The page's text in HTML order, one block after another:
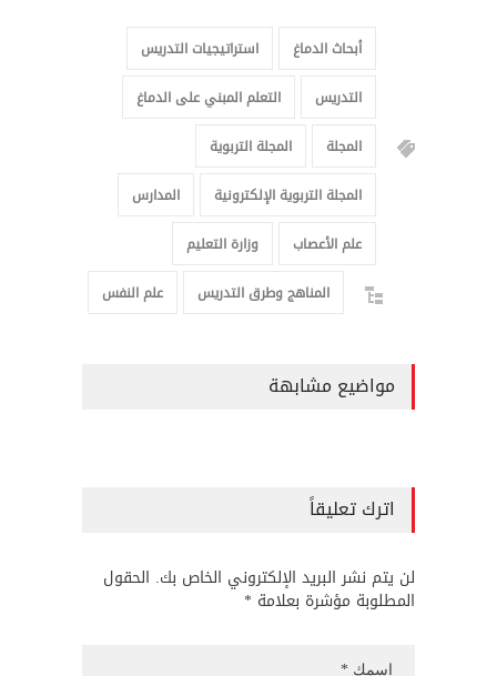
أبحاث الدماغ
استراتيجيات التدريس
التدريس
التعلم المبني على الدماغ
المجلة
المجلة التربوية
المجلة التربوية الإلكترونية
المدارس
علم الأعصاب
وزارة التعليم
المناهج وطرق التدريس
علم النفس
مواضيع مشابهة
اترك تعليقاً
لن يتم نشر البريد الإلكتروني الخاص بك. الحقول
المطلوبة مؤشرة بعلامة *